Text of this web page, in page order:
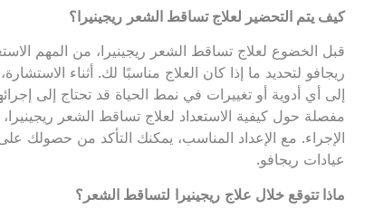
كيف يتم التحضير لعلاج تساقط الشعر ريجينيرا؟
قبل الخضوع لعلاج تساقط الشعر ريجينيرا، من المهم
ريجافو لتحديد ما إذا كان العلاج مناسبًا لك. أثناء
إلى أي أدوية أو تغييرات في نمط الحياة قد تحتاج إلى
مفصلة حول كيفية الاستعداد لعلاج تساقط الشعر
الإجراء. مع الإعداد المناسب، يمكنك التأكد من حصولك
عيادات ريجافو.
ماذا تتوقع خلال علاج ريجينيرا لتساقط الشعر؟